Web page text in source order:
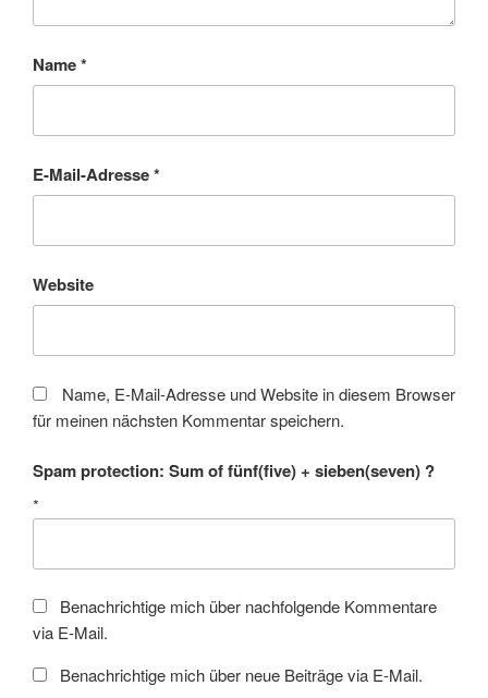
Name*
E-Mail-Adresse*
Website
Name, E-Mail-Adresse und Website in diesem Browser
für meinen nächsten Kommentar speichern.
Spam protection: Sum of fünf(five) + sieben(seven) ?
*
Benachrichtige mich über nachfolgende Kommentare
via E-Mail.
Benachrichtige mich über neue Beiträge via E-Mail.